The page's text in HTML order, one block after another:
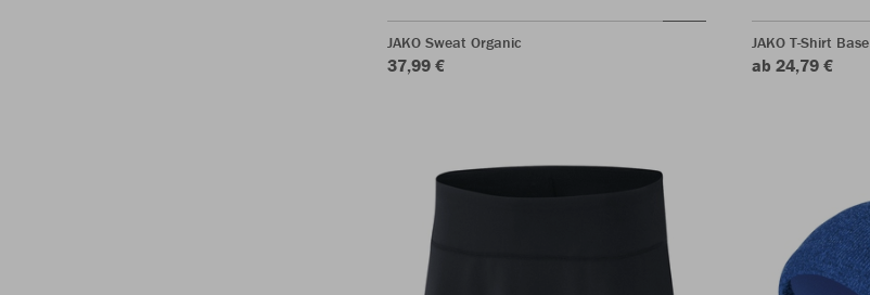
JAKO Sweat Organic
37,99 €
JAKO T-Shirt Base
ab 24,79 €